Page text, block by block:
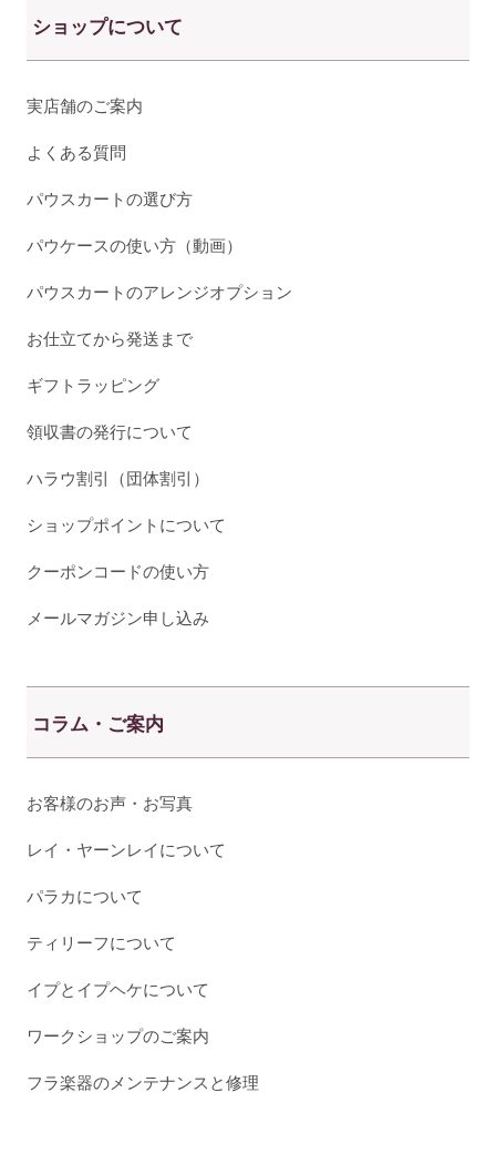
ショップについて
実店舗のご案内
よくある質問
パウスカートの選び方
パウケースの使い方（動画）
パウスカートのアレンジオプション
お仕立てから発送まで
ギフトラッピング
領収書の発行について
ハラウ割引（団体割引）
ショップポイントについて
クーポンコードの使い方
メールマガジン申し込み
コラム・ご案内
お客様のお声・お写真
レイ・ヤーンレイについて
パラカについて
ティリーフについて
イプとイプヘケについて
ワークショップのご案内
フラ楽器のメンテナンスと修理